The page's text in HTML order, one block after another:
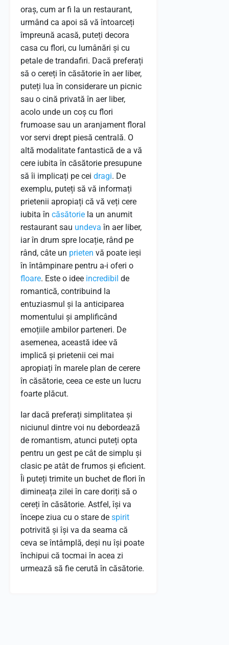
oraș, cum ar fi la un restaurant,
urmând ca apoi să vă întoarceți
împreună acasă, puteți decora
casa cu flori, cu lumânări și cu
petale de trandafiri. Dacă preferați
să o cereți în căsătorie în aer liber,
puteți lua în considerare un picnic
sau o cină privată în aer liber,
acolo unde un coș cu flori
frumoase sau un aranjament floral
vor servi drept piesă centrală. O
altă modalitate fantastică de a vă
cere iubita în căsătorie presupune
să îi implicați pe cei dragi. De
exemplu, puteți să vă informați
prietenii apropiați că vă veți cere
iubita în căsătorie la un anumit
restaurant sau undeva în aer liber,
iar în drum spre locație, rând pe
rând, câte un prieten vă poate ieși
în întâmpinare pentru a-i oferi o
floare. Este o idee incredibil de
romantică, contribuind la
entuziasmul și la anticiparea
momentului și amplificând
emoțiile ambilor parteneri. De
asemenea, această idee vă
implică și prietenii cei mai
apropiați în marele plan de cerere
în căsătorie, ceea ce este un lucru
foarte plăcut.
Iar dacă preferați simplitatea și
niciunul dintre voi nu debordează
de romantism, atunci puteți opta
pentru un gest pe cât de simplu și
clasic pe atât de frumos și eficient.
Îi puteți trimite un buchet de flori în
dimineața zilei în care doriți să o
cereți în căsătorie. Astfel, își va
începe ziua cu o stare de spirit
potrivită și își va da seama că
ceva se întâmplă, deși nu își poate
închipui că tocmai în acea zi
urmează să fie cerută în căsătorie.